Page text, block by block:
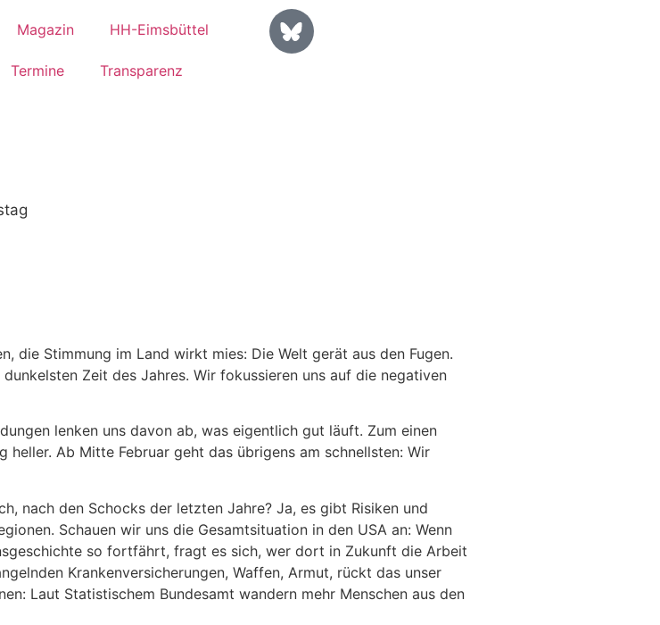
Magazin HH-Eimsbüttel
Termine Transparenz
die Stimmung im Land wirkt mies: Die Welt gerät aus den Fugen.
Zeit des Jahres. Wir fokussieren uns auf die negativen
lenken uns davon ab, was eigentlich gut läuft. Zum einen
Ab Mitte Februar geht das übrigens am schnellsten: Wir
nach den Schocks der letzten Jahre? Ja, es gibt Risiken und
Schauen wir uns die Gesamtsituation in den USA an: Wenn
so fortfährt, fragt es sich, wer dort in Zukunft die Arbeit
Krankenversicherungen, Waffen, Armut, rückt das unser
Laut Statistischem Bundesamt wandern mehr Menschen aus den